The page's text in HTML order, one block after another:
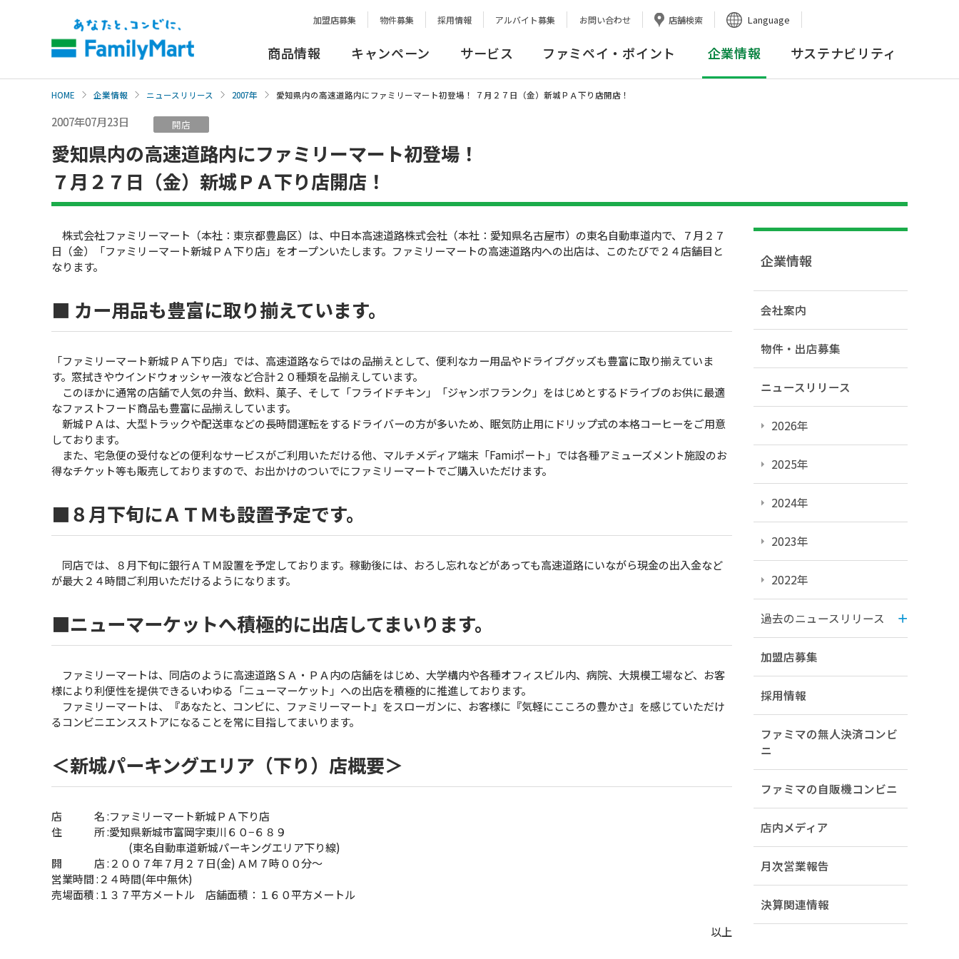
加盟店募集 物件募集 採用情報 アルバイト募集 お問い合わせ 店舗検索 Language
商品情報 キャンペーン サービス ファミペイ・ポイント 企業情報 サステナビリティ
HOME 企業情報 ニュースリリース 2007年 愛知県内の高速道路内にファミリーマート初登場！ ７月２７日（金）新城ＰＡ下り店開店！
2007年07月23日 開店
愛知県内の高速道路内にファミリーマート初登場！
７月２７日（金）新城ＰＡ下り店開店！
株式会社ファミリーマート（本社：東京都豊島区）は、中日本高速道路株式会社（本社：愛知県名古屋市）の東名自動車道内で、７月２７
日（金）「ファミリーマート新城ＰＡ下り店」をオープンいたします。ファミリーマートの高速道路内への出店は、このたびで２４店舗目と
なります。
■ カー用品も豊富に取り揃えています。
「ファミリーマート新城ＰＡ下り店」では、高速道路ならではの品揃えとして、便利なカー用品やドライブグッズも豊富に取り揃えていま
す。窓拭きやウインドウォッシャー液など合計２０種類を品揃えしています。
このほかに通常の店舗で人気の弁当、飲料、菓子、そして「フライドチキン」「ジャンボフランク」をはじめとするドライブのお供に最適
なファストフード商品も豊富に品揃えしています。
新城ＰＡは、大型トラックや配送車などの長時間運転をするドライバーの方が多いため、眠気防止用にドリップ式の本格コーヒーをご用意
しております。
また、宅急便の受付などの便利なサービスがご利用いただける他、マルチメディア端末「Famiポート」では各種アミューズメント施設のお
得なチケット等も販売しておりますので、お出かけのついでにファミリーマートでご購入いただけます。
■８月下旬にＡＴＭも設置予定です。
同店では、８月下旬に銀行ＡＴＭ設置を予定しております。稼動後には、おろし忘れなどがあっても高速道路にいながら現金の出入金など
が最大２４時間ご利用いただけるようになります。
■ニューマーケットへ積極的に出店してまいります。
ファミリーマートは、同店のように高速道路ＳＡ・ＰＡ内の店舗をはじめ、大学構内や各種オフィスビル内、病院、大規模工場など、お客
様により利便性を提供できるいわゆる「ニューマーケット」への出店を積極的に推進しております。
ファミリーマートは、『あなたと、コンビに、ファミリーマート』をスローガンに、お客様に『気軽にこころの豊かさ』を感じていただけ
るコンビニエンスストアになることを常に目指してまいります。
＜新城パーキングエリア（下り）店概要＞
店 名 :ファミリーマート新城ＰＡ下り店
住 所 :愛知県新城市富岡字東川６０−６８９
(東名自動車道新城パーキングエリア下り線)
開 店 :２００７年７月２７日(金) ＡＭ７時００分〜
営業時間 :２４時間(年中無休)
売場面積 :１３７平方メートル 店舗面積：１６０平方メートル
以上
企業情報
会社案内
物件・出店募集
ニュースリリース
2026年
2025年
2024年
2023年
2022年
過去のニュースリリース
加盟店募集
採用情報
ファミマの無人決済コンビ
ニ
ファミマの自販機コンビニ
店内メディア
月次営業報告
決算関連情報